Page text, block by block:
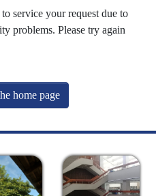
service your request due to
problems. Please try again
home page